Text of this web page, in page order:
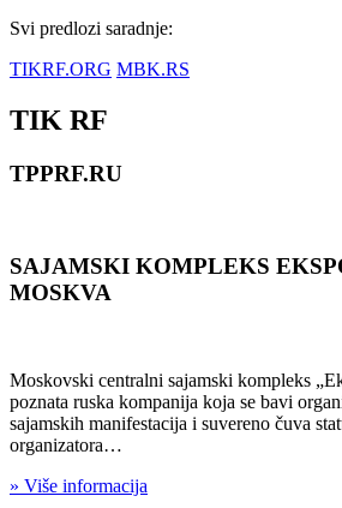
Svi predlozi saradnje:
TIKRF.ORG MBK.RS
TIK RF
TPPRF.RU
SAJAMSKI KOMPLEKS
MOSKVA
Moskovski centralni sajamski kompleks
poznata ruska kompanija koja se bavi
sajamskih manifestacija i suvereno čuva
organizatora…
» Više informacija